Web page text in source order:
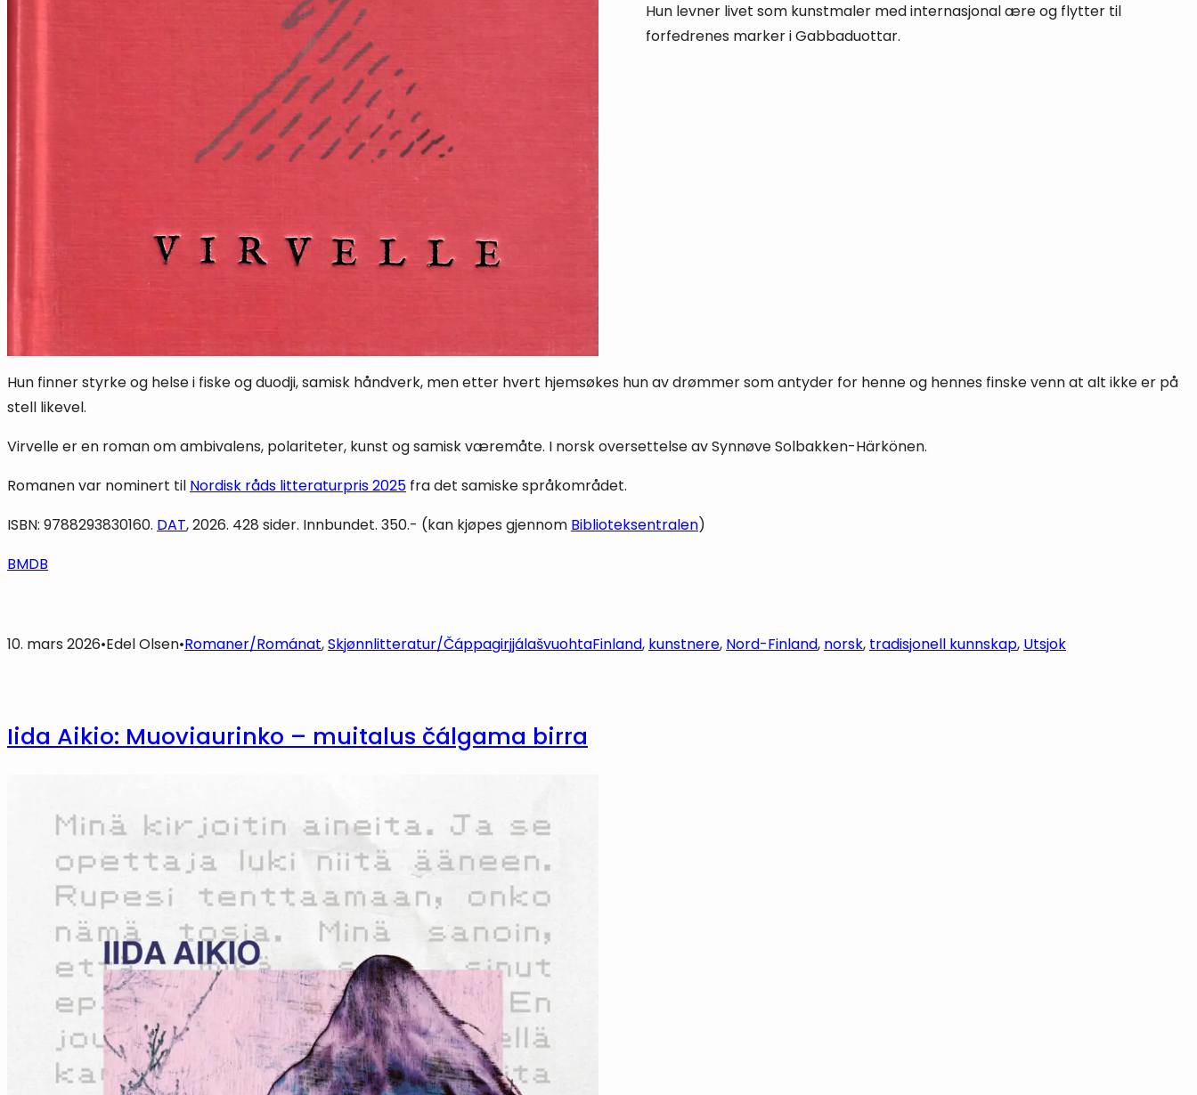
Hun levner livet som kunstmaler med internasjonal ære og flytter til
forfedrenes marker i Gabbaduottar.
Hun finner styrke og helse i fiske og duodji, samisk håndverk, men etter hvert hjemsøkes hun av drømmer som antyder for henne og hennes finske venn at alt ikke er på
stell likevel.
Virvelle er en roman om ambivalens, polariteter, kunst og samisk væremåte. I norsk oversettelse av Synnøve Solbakken-Härkönen.
Romanen var nominert til Nordisk råds litteraturpris 2025 fra det samiske språkområdet.
ISBN: 9788293830160. DAT, 2026. 428 sider. Innbundet. 350.- (kan kjøpes gjennom Biblioteksentralen)
BMDB
10. mars 2026•Edel Olsen•Romaner/Románat, Skjønnlitteratur/ČáppagirjjálašvuohtaFinland, kunstnere, Nord-Finland, norsk, tradisjonell kunnskap, Utsjok
Iida Aikio: Muoviaurinko – muitalus čálgama birra